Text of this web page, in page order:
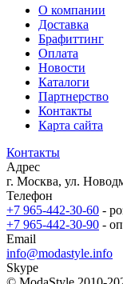
О компании
Доставка
Брафиттинг
Оплата
Новости
Каталоги
Партнерство
Контакты
Карта сайта
Контакты
Адрес
г. Москва, ул.
Телефон
+7 965-442-30-60 -
+7 965-442-30-90 -
Email
info@modastyle.info
Skype